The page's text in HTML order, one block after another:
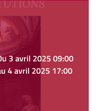
3 avril 2025 09:00
4 avril 2025 17:00